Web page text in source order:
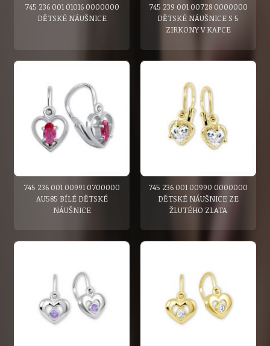
745 236 001 01016 0000000
DĚTSKÉ NÁUŠNICE
745 239 001 00728 0000000
DĚTSKÉ NÁUŠNICE S 5
ZIRKONY V KAPCE
745 236 001 00991 0700000
AU585 BÍLÉ DĚTSKÉ
NÁUŠNICE
745 236 001 00990 0000000
DĚTSKÉ NÁUŠNICE ZE
ŽLUTÉHO ZLATA